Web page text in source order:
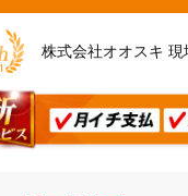
株式会社オオスキ